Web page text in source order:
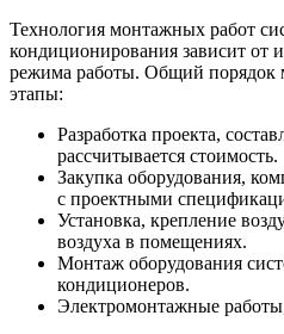
Технология монтажных работ
кондиционирования зависит от
режима работы. Общий порядок
этапы:
Разработка проекта,
рассчитывается стоимость.
Закупка оборудования,
с проектными
Установка, крепление
воздуха в помещениях.
Монтаж оборудования
кондиционеров.
Электромонтажные